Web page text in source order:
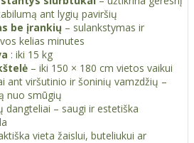
ant lygių paviršių
be įrankių – sulankstymas ir
kelias minutes
: iki 15 kg
– iki 150 × 180 cm vietos vaikui
ant viršutinio ir šoninių vamzdžių –
nuo smūgių
dangteliai – saugi ir estetiška
vieta žaislui, buteliukui ar